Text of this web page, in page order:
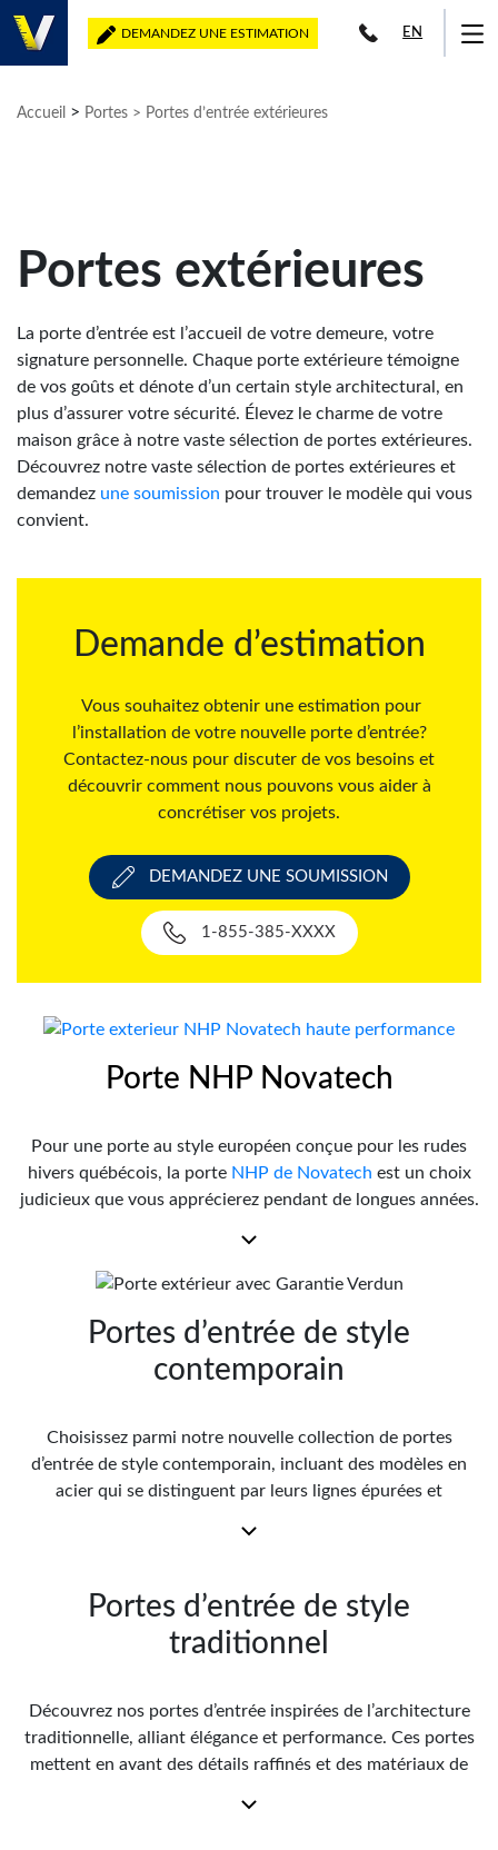
DEMANDEZ UNE ESTIMATION EN
Accueil > Portes > Portes d’entrée extérieures
Portes extérieures
La porte d’entrée est l’accueil de votre demeure, votre
signature personnelle. Chaque porte extérieure témoigne
de vos goûts et dénote d’un certain style architectural, en
plus d’assurer votre sécurité. Élevez le charme de votre
maison grâce à notre vaste sélection de portes extérieures.
Découvrez notre vaste sélection de portes extérieures et
demandez une soumission pour trouver le modèle qui vous
convient.
Demande d’estimation
Vous souhaitez obtenir une estimation pour
l’installation de votre nouvelle porte d’entrée?
Contactez-nous pour discuter de vos besoins et
découvrir comment nous pouvons vous aider à
concrétiser vos projets.
DEMANDEZ UNE SOUMISSION
1-855-385-XXXX
Porte NHP Novatech
Pour une porte au style européen conçue pour les rudes
hivers québécois, la porte NHP de Novatech est un choix
judicieux que vous apprécierez pendant de longues années.
incomparable.
Portes d’entrée de style
contemporain
Choisissez parmi notre nouvelle collection de portes
d’entrée de style contemporain, incluant des modèles en
acier qui se distinguent par leurs lignes épurées et
modernes.
Portes d’entrée de style
traditionnel
Découvrez nos portes d’entrée inspirées de l’architecture
traditionnelle, alliant élégance et performance. Ces portes
mettent en avant des détails raffinés et des matériaux de